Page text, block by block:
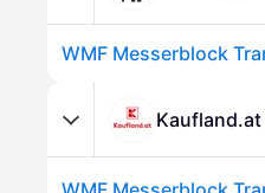
WMF Messerblock
Kaufland.at